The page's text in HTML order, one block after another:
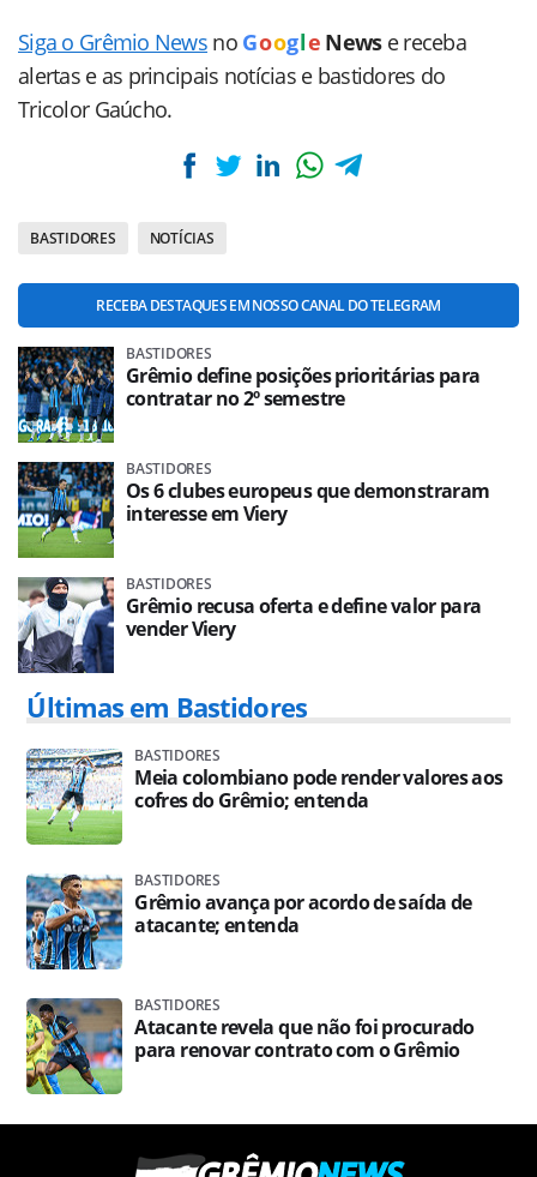
Siga o Grêmio News no Goog le News e receba
alertas e as principais notícias e bastidores do
Tricolor Gaúcho.
BASTIDORES NOTÍCIAS
RECEBA DESTAQUES EM NOSSO CANAL DO TELEGRAM
BASTIDORES
Grêmio define posições prioritárias para
contratar no 2º semestre
BASTIDORES
Os 6 clubes europeus que demonstraram
interesse em Viery
BASTIDORES
Grêmio recusa oferta e define valor para
vender Viery
Últimas em Bastidores
BASTIDORES
Meia colombiano pode render valores aos
cofres do Grêmio; entenda
BASTIDORES
Grêmio avança por acordo de saída de
atacante; entenda
BASTIDORES
Atacante revela que não foi procurado
para renovar contrato com o Grêmio